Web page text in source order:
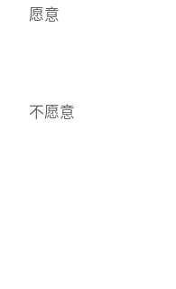
愿意
不愿意